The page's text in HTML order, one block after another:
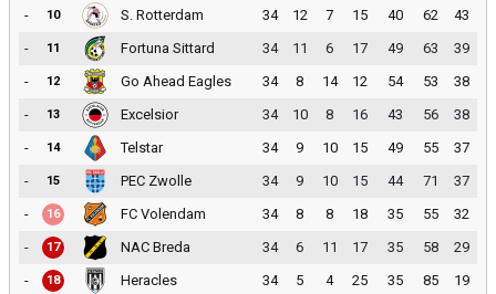
-
10 S. Rotterdam 34 12 7 15 40 62
43
-
11 Fortuna Sittard 34 11 6 17 49 63
39
-
12 Go Ahead Eagles 34 8 14 12 54 53
38
-
13 Excelsior 34 10 8 16 43 56
38
-
14 Telstar 34 9 10 15 49 55
37
-
15 PEC Zwolle 34 9 10 15 44 71
37
-
16 FC Volendam 34 8 8 18 35 55
32
-
17 NAC Breda 34 6 11 17 35 58
29
-
18 Heracles 34 5 4 25 35 85 19